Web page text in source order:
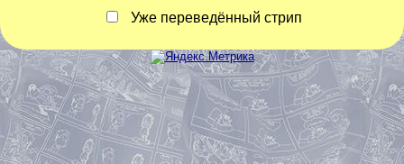
Уже переведённый стрип